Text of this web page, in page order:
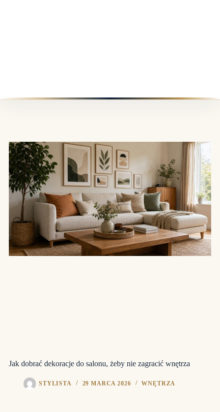
Jak dobrać dekoracje do salonu, żeby nie zagracić wnętrza
STYLISTA 29 MARCA 2026 WNĘTRZA